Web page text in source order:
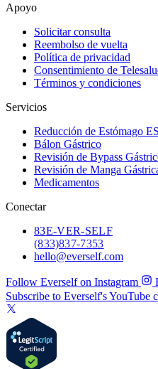
Apoyo
Solicitar consulta
Reembolso de vuelta
Política de privacidad
Consentimiento de
Términos y condiciones
Servicios
Reducción de Estómago
Bálon Gástrico
Revisión de Bypass
Revisión de Manga
Medicamentos
Conectar
83E-VER-SELF
(833) 837-7353
hello@everself.com
Follow Everself on Instagram
Subscribe to Everself's YouTube